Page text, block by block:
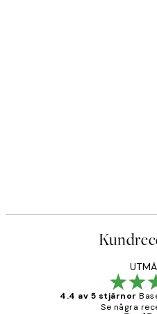
4.4 av 5 stjärnor
Se några